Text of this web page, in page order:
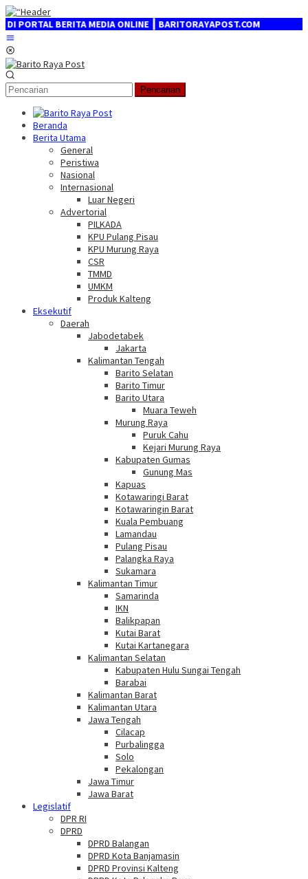
Loncat
ke
konten
BERITA MEDIA ONLINE ┃ BARITORAYAPOST.COM
Pencarian
Beranda
Berita Utama
General
Peristiwa
Nasional
Internasional
Luar Negeri
Advertorial
PILKADA
KPU Pulang Pisau
KPU Murung Raya
CSR
TMMD
UMKM
Produk Kalteng
Eksekutif
Daerah
Jabodetabek
Jakarta
Kalimantan Tengah
Barito Selatan
Barito Timur
Barito Utara
Muara Teweh
Murung Raya
Puruk Cahu
Kejari Murung Raya
Kabupaten Gumas
Gunung Mas
Kapuas
Kotawaringi Barat
Kotawaringin Barat
Kuala Pembuang
Lamandau
Pulang Pisau
Palangka Raya
Sukamara
Kalimantan Timur
Samarinda
IKN
Balikpapan
Kutai Barat
Kutai Kartanegara
Kalimantan Selatan
Kabupaten Hulu Sungai Tengah
Barabai
Kalimantan Barat
Kalimantan Utara
Jawa Tengah
Cilacap
Purbalingga
Solo
Pekalongan
Jawa Timur
Jawa Barat
Legislatif
DPR RI
DPRD
DPRD Balangan
DPRD Kota Banjamasin
DPRD Provinsi Kalteng